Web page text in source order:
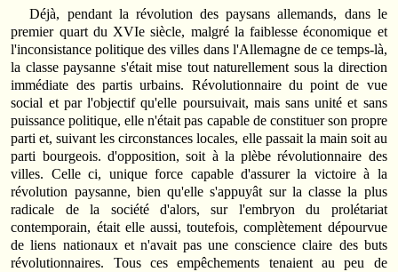
Déjà, pendant la révolution des paysans allemands, dans le
premier quart du XVIe siècle, malgré la faiblesse économique et
l'inconsistance politique des villes dans l'Allemagne de ce temps-là,
la classe paysanne s'était mise tout naturellement sous la direction
immédiate des partis urbains. Révolutionnaire du point de vue
social et par l'objectif qu'elle poursuivait, mais sans unité et sans
puissance politique, elle n'était pas capable de constituer son propre
parti et, suivant les circonstances locales, elle passait la main soit au
parti bourgeois. d'opposition, soit à la plèbe révolutionnaire des
villes. Celle ci, unique force capable d'assurer la victoire à la
révolution paysanne, bien qu'elle s'appuyât sur la classe la plus
radicale de la société d'alors, sur l'embryon du prolétariat
contemporain, était elle aussi, toutefois, complètement dépourvue
de liens nationaux et n'avait pas une conscience claire des buts
révolutionnaires. Tous ces empêchements tenaient au peu de